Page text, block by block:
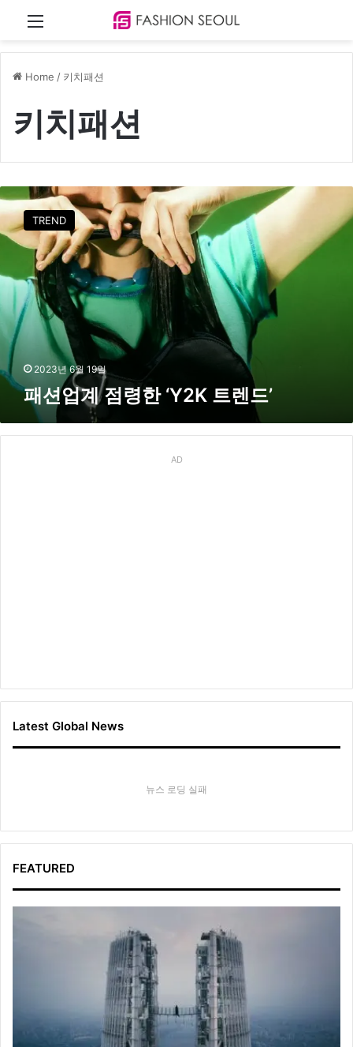
Home / 키치패션
키치패션
패
션
업
령
‘
Y
드
TREND
2023년 6월 19일
패션업계 점령한 ‘Y2K 트렌드’
AD
Latest Global News
뉴스 로딩 실패
FEATURED